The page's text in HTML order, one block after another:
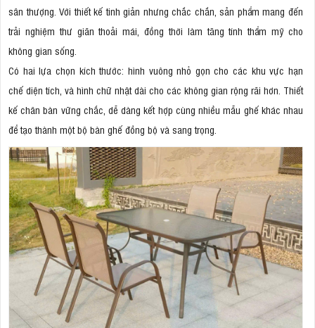
sân thượng. Với thiết kế tinh giản nhưng chắc chắn, sản phẩm mang đến
trải nghiệm thư giãn thoải mái, đồng thời làm tăng tính thẩm mỹ cho
không gian sống.
Có hai lựa chọn kích thước: hình vuông nhỏ gọn cho các khu vực hạn
chế diện tích, và hình chữ nhật dài cho các không gian rộng rãi hơn. Thiết
kế chân bàn vững chắc, dễ dàng kết hợp cùng nhiều mẫu ghế khác nhau
để tạo thành một bộ bàn ghế đồng bộ và sang trọng.